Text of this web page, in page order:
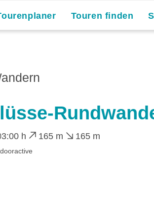
Touren finden
h 165 m 165 m